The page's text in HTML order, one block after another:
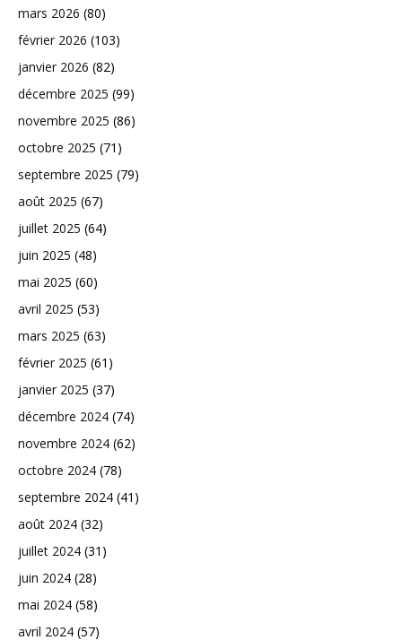
mars 2026 (80)
février 2026 (103)
janvier 2026 (82)
décembre 2025 (99)
novembre 2025 (86)
octobre 2025 (71)
septembre 2025 (79)
août 2025 (67)
juillet 2025 (64)
juin 2025 (48)
mai 2025 (60)
avril 2025 (53)
mars 2025 (63)
février 2025 (61)
janvier 2025 (37)
décembre 2024 (74)
novembre 2024 (62)
octobre 2024 (78)
septembre 2024 (41)
août 2024 (32)
juillet 2024 (31)
juin 2024 (28)
mai 2024 (58)
avril 2024 (57)